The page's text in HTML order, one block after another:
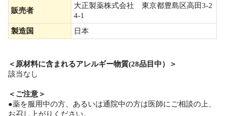
販売者
大正製薬株式会社 東京都豊島区高田3-2
4-1
製造国
日本
＜原材料に含まれるアレルギー物質(28品目中）＞
該当なし
＜ご注意＞
●薬を服用中の方、あるいは通院中の方は医師にご相談の上、
お召し上がりください。